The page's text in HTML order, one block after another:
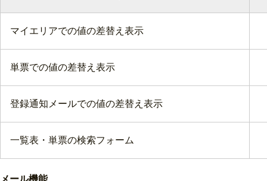
マイエリアでの値の差替え表示
単票での値の差替え表示
登録通知メールでの値の差替え表示
一覧表・単票の検索フォーム
メール機能